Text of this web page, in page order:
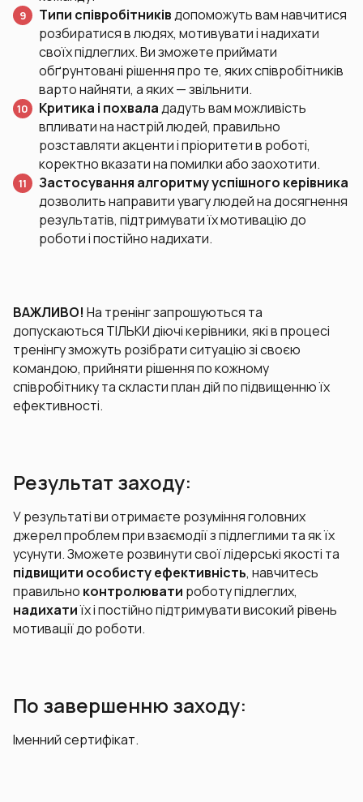
Типи співробітниківдопоможуть вам навчитися
розбиратися в людях, мотивувати і надихати
своїх підлеглих. Ви зможете приймати
обґрунтовані рішення про те, яких співробітників
варто найняти, а яких — звільнити.
Критика і похвалададуть вам можливість
впливати на настрій людей, правильно
розставляти акценти і пріоритети в роботі,
коректно вказати на помилки або заохотити.
Застосування алгоритму успішного керівника
дозволить направити увагу людей на досягнення
результатів, підтримувати їх мотивацію до
роботи і постійно надихати.
ВАЖЛИВО! На тренінг запрошуються та
допускаються ТІЛЬКИ діючі керівники, які в процесі
тренінгу зможуть розібрати ситуацію зі своєю
командою, прийняти рішення по кожному
співробітнику та скласти план дій по підвищенню їх
ефективності.
Результат заходу:
У результаті ви отримаєте розуміння головних
джерел проблем при взаємодії з підлеглими та як їх
усунути. Зможете розвинути свої лідерські якості та
підвищити особисту ефективність, навчитесь
правильно контролювати роботу підлеглих,
надихатиїх і постійно підтримувати високий рівень
мотивації до роботи.
По завершенню заходу:
Іменний сертифікат.